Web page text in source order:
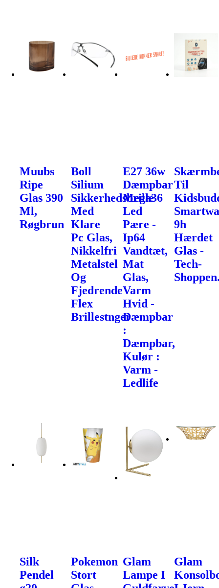
Muubs
Ripe
Glas 390
Ml,
Røgbrun
Boll
Silium
Sikkerhedsbrille
Med
Klare
Pc Glas,
Nikkelfri
Metalstel
Og
Fjedrende
Flex
Brillestnger
E27 36w
Dæmpbar
Mega36
Led
Pære -
Ip64
Vandtæt,
Mat
Glas,
Varm
Hvid -
Dæmpbar
:
Dæmpbar,
Kulør :
Varm -
Ledlife
Til
9h
Hærdet
Glas -
Tech-
Silk
Pendel
Pokemon
Stort
Glam
Lampe I
Glam